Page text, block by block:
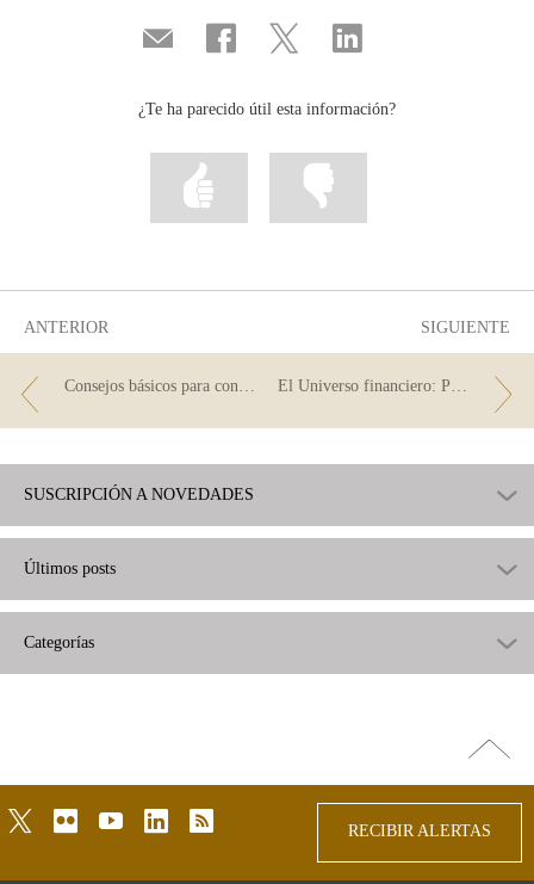
Compartir
por
Compartir
en
Compartir
en
Compartir
en
¿Te ha parecido útil esta información?
Marcar
información
ANTERIOR
Consejos básicos para contratar servicios bancarios digitales de forma segura
SIGUIENTE
El Universo financiero: Planeta Tarjetas
SUSCRIPCIÓN A NOVEDADES
Últimos posts
Categorías
arriba
twitterflickr youtubelinkedinrss
RECIBIR ALERTAS